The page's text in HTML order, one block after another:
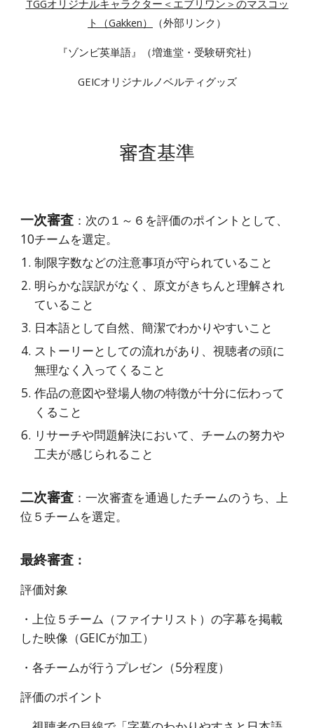
TGGオリジナルキャラクター＜エブリワン＞のマスコッ
ト（Gakken）
（外部リンク）
『ゾンビ英単語』（増進堂・受験研究社）
GEICオリジナルノベルティグッズ
審査基準
一次審査 ：次の１～６を評価のポイントとして、
10チームを選定。
制限字数などの注意事項が守られていること
明らかな誤訳がなく、原文がきちんと理解され
ていること
日本語として自然、簡潔でわかりやすいこと
ストーリーとしての流れがあり、視聴者の頭に
無理なく入ってくること
作品の意図や登場人物の特徴が十分に伝わって
くること
リサーチや問題解決において、チームの努力や
工夫が感じられること
二次審査 ：一次審査を通過したチームのうち、上
位５チームを選定。
最終審査 ：
評価対象
・上位５チーム（ファイナリスト）の字幕を掲載
した映像（GEICが加工）
・各チームが行うプレゼン（5分程度）
評価のポイント